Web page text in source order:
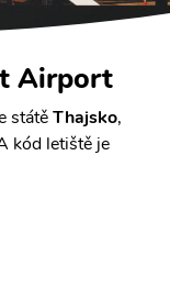
Airport
státěThajsko,
kód letiště je